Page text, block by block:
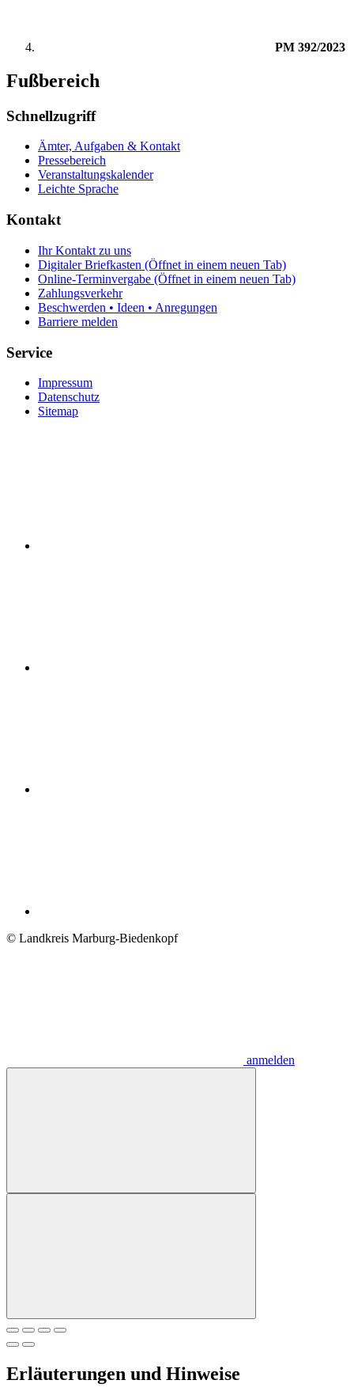
PM 392/2023
Fußbereich
Schnellzugriff
Ämter, Aufgaben & Kontakt
Pressebereich
Veranstaltungskalender
Leichte Sprache
Kontakt
Ihr Kontakt zu uns
Digitaler Briefkasten (Öffnet in einem neuen Tab)
Online-Terminvergabe (Öffnet in einem neuen Tab)
Zahlungsverkehr
Beschwerden • Ideen • Anregungen
Barriere melden
Service
Impressum
Datenschutz
Sitemap
© Landkreis Marburg-Biedenkopf
anmelden
Erläuterungen und Hinweise